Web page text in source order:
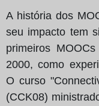
A história dos
seu impacto tem
primeiros
2000, como
O curso
(CCK08)